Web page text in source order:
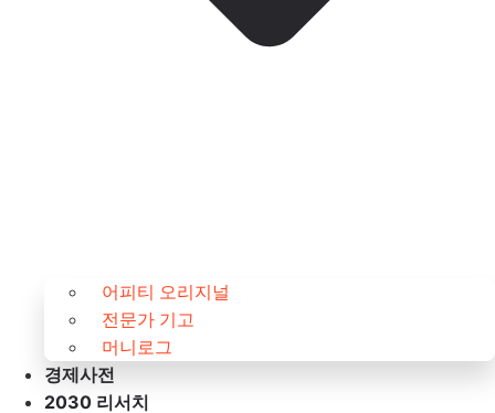
어피티 오리지널
전문가 기고
머니로그
경제사전
2030 리서치